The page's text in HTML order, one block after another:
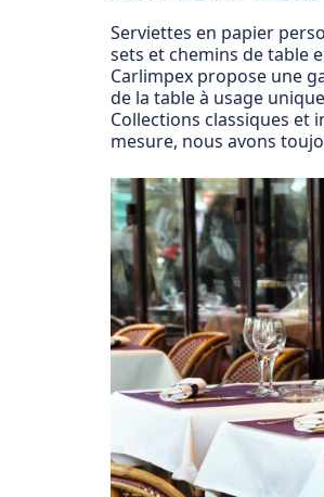
Serviettes en papier
sets et chemins de table
Carlimpex propose une
de la table à usage
Collections classiques et
mesure, nous avons